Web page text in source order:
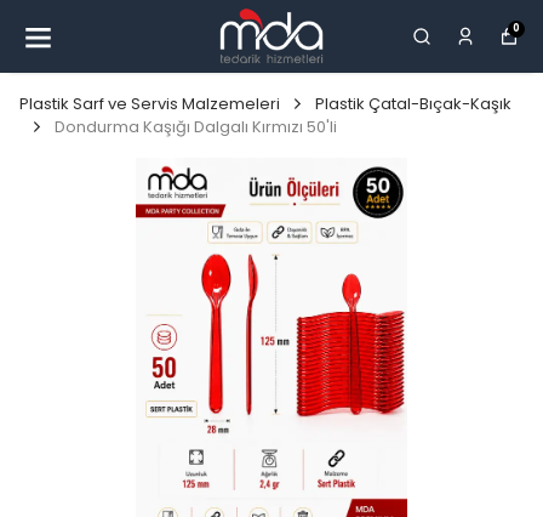
0
Plastik Sarf ve Servis Malzemeleri
Plastik Çatal-Bıçak-Kaşık
Dondurma Kaşığı Dalgalı Kırmızı 50'li